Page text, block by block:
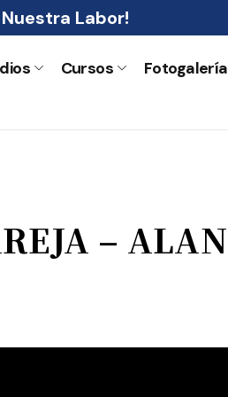
Nuestra Labor!
Cursos Fotogalería
– ALAN